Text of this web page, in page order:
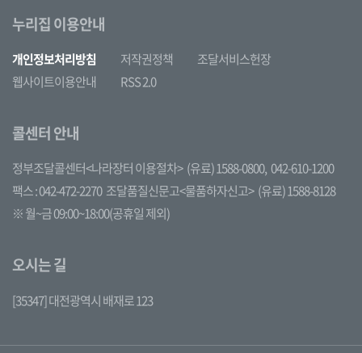
누리집 이용안내
개인정보처리방침 저작권정책
조달서비스헌장
웹사이트이용안내
RSS 2.0
콜센터 안내
정부조달콜센터<나라장터 이용절차> (유료) 1588-0800, 042-610-1200
팩스 : 042-472-2270 조달품질신문고<물품하자신고> (유료) 1588-8128
※ 월~금 09:00~18:00(공휴일 제외)
오시는 길
[35347] 대전광역시 배재로 123